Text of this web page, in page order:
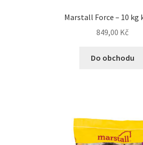
Marstall Force – 10 kg
849,00 Kč
Do obchodu